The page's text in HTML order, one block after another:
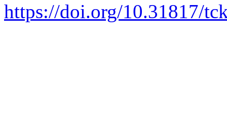
https://doi.org/10.31817/